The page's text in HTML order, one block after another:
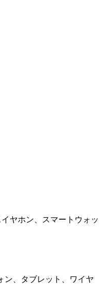
ヤホン、スマートウォッ
ン、タブレット、ワイヤ